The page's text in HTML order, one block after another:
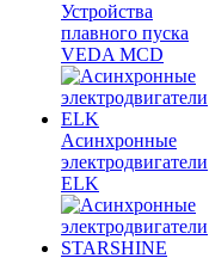
Устройства
плавного пуска
VEDA MCD
Асинхронные
электродвигатели
ELK